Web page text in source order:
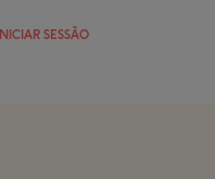
INICIAR SESSÃO